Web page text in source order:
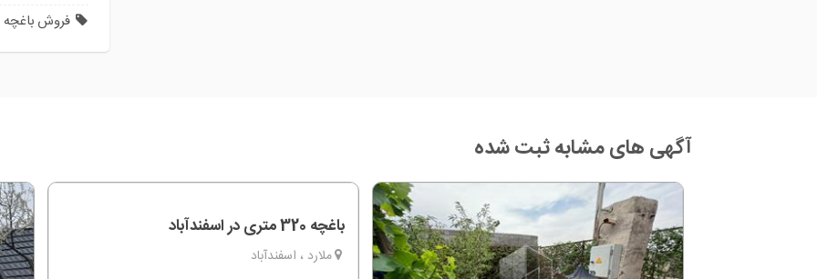
فروش باغچه
آگهی های مشابه ثبت شده
باغچه 320 متری در اسفندآباد
ملارد ، اسفندآباد